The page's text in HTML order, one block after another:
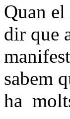
Quan
dir que
sabem
ha